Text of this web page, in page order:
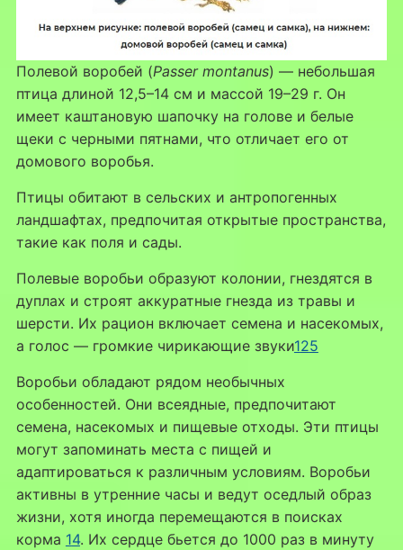
Полевой воробей (Passer montanus) — небольшая
птица длиной 12,5–14 см и массой 19–29 г. Он
имеет каштановую шапочку на голове и белые
щеки с черными пятнами, что отличает его от
домового воробья.
Птицы обитают в сельских и антропогенных
ландшафтах, предпочитая открытые пространства,
такие как поля и сады.
Полевые воробьи образуют колонии, гнездятся в
дуплах и строят аккуратные гнезда из травы и
шерсти. Их рацион включает семена и насекомых,
а голос — громкие чирикающие звуки125
Воробьи обладают рядом необычных
особенностей. Они всеядные, предпочитают
семена, насекомых и пищевые отходы. Эти птицы
могут запоминать места с пищей и
адаптироваться к различным условиям. Воробьи
активны в утренние часы и ведут оседлый образ
жизни, хотя иногда перемещаются в поисках
корма 14. Их сердце бьется до 1000 раз в минуту